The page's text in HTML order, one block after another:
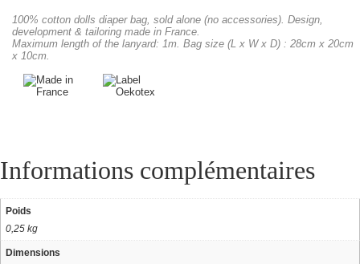
100% cotton dolls diaper bag, sold alone (no accessories). Design,
development & tailoring made in France.
Maximum length of the lanyard: 1m. Bag size (L x W x D) : 28cm x 20cm
x 10cm.
Informations complémentaires
Poids
0,25 kg
Dimensions